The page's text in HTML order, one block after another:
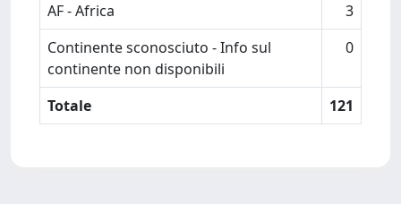
AF - Africa
3
Continente sconosciuto - Info sul
continente non disponibili
0
Totale 121